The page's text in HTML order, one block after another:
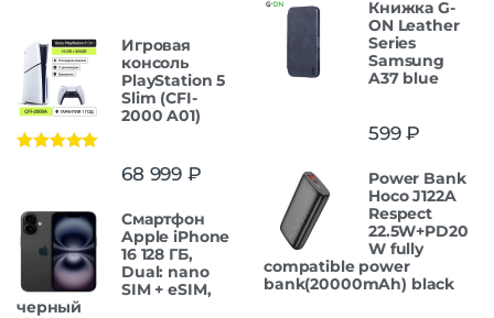
Игровая
консоль
PlayStation 5
Slim (CFI-
2000 A01)
68 999 ₽
Смартфон
Apple iPhone
16 128 ГБ,
Dual: nano
SIM + eSIM,
черный
Книжка G-
ON Leather
Series
Samsung
A37 blue
599₽
Power Bank
Hoco J122A
Respect
22.5W+PD20
W fully
compatible power
bank(20000mAh) black